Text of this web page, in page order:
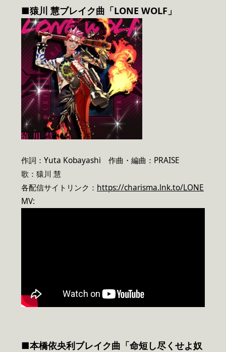
■猿川 慧ブレイク曲「LONE WOLF」
作詞：Yuta Kobayashi 作曲・編曲：PRAISE
歌：猿川 慧
各配信サイトリンク： https://charisma.lnk.to/LONE
MV:
■本橋依央利ブレイク曲「命短し尽くせよ奴